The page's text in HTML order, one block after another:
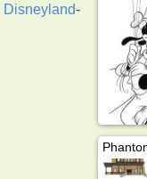
Disneyland-